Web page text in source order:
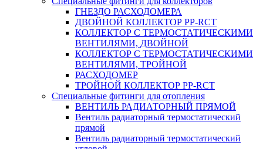
ГНЕЗДО РАСХОДОМЕРА
ДВОЙНОЙ КОЛЛЕКТОР PP-RCT
КОЛЛЕКТОР С ТЕРМОСТАТИЧЕСКИМИ
ВЕНТИЛЯМИ, ДВОЙНОЙ
КОЛЛЕКТОР С ТЕРМОСТАТИЧЕСКИМИ
ВЕНТИЛЯМИ, ТРОЙНОЙ
РАСХОДОМЕР
ТРОЙНОЙ КОЛЛЕКТОР PP-RCT
Специальные фитинги для отопления
ВЕНТИЛЬ РАДИАТОРНЫЙ ПРЯМОЙ
Вентиль радиаторный термостатический
прямой
Вентиль радиаторный термостатический